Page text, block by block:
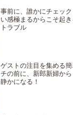
事前に、誰かにチェッ
い感極まるからこそ起
トラブル
ゲストの注目を集める
チの前に、新郎新婦か
静かになる！